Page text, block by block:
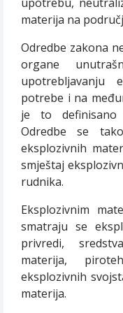
materija na
Odredbe zakona
organe
upotrebljavanju
potrebe i na
je to definisano
Odredbe se
eksplozivnih
smještaj
rudnika.
Eksplozivnim
smatraju se
privredi,
materija,
eksplozivnih
materija.